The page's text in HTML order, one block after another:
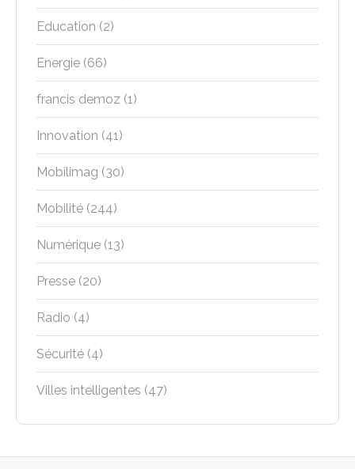
Education (2)
Energie (66)
francis demoz (1)
Innovation (41)
Mobilimag (30)
Mobilité (244)
Numérique (13)
Presse (20)
Radio (4)
Sécurité (4)
Villes intelligentes (47)